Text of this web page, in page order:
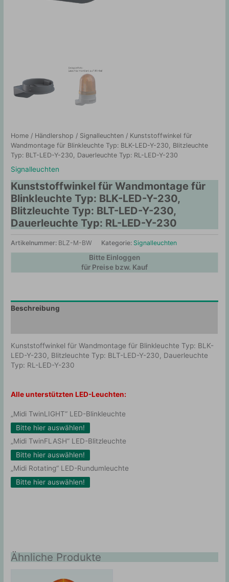
Home / Händlershop / Signalleuchten / Kunststoffwinkel für
Wandmontage für Blinkleuchte Typ: BLK-LED-Y-230, Blitzleuchte
Typ: BLT-LED-Y-230, Dauerleuchte Typ: RL-LED-Y-230
Signalleuchten
Kunststoffwinkel für Wandmontage für
Blinkleuchte Typ: BLK-LED-Y-230,
Blitzleuchte Typ: BLT-LED-Y-230,
Dauerleuchte Typ: RL-LED-Y-230
Artikelnummer: BLZ-M-BW Kategorie: Signalleuchten
Bitte Einloggen
für Preise bzw. Kauf
Beschreibung
Kunststoffwinkel für Wandmontage für Blinkleuchte Typ: BLK-
LED-Y-230, Blitzleuchte Typ: BLT-LED-Y-230, Dauerleuchte
Typ: RL-LED-Y-230
Alle unterstützten LED-Leuchten:
„Midi TwinLIGHT“ LED-Blinkleuchte
Bitte hier auswählen!
„Midi TwinFLASH“ LED-Blitzleuchte
Bitte hier auswählen!
„Midi Rotating“ LED-Rundumleuchte
Bitte hier auswählen!
Ähnliche Produkte